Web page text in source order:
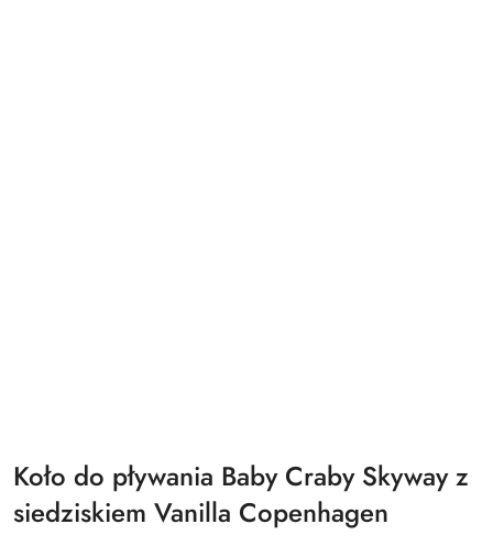
Koło do pływania Baby Craby Skyway z
siedziskiem Vanilla Copenhagen